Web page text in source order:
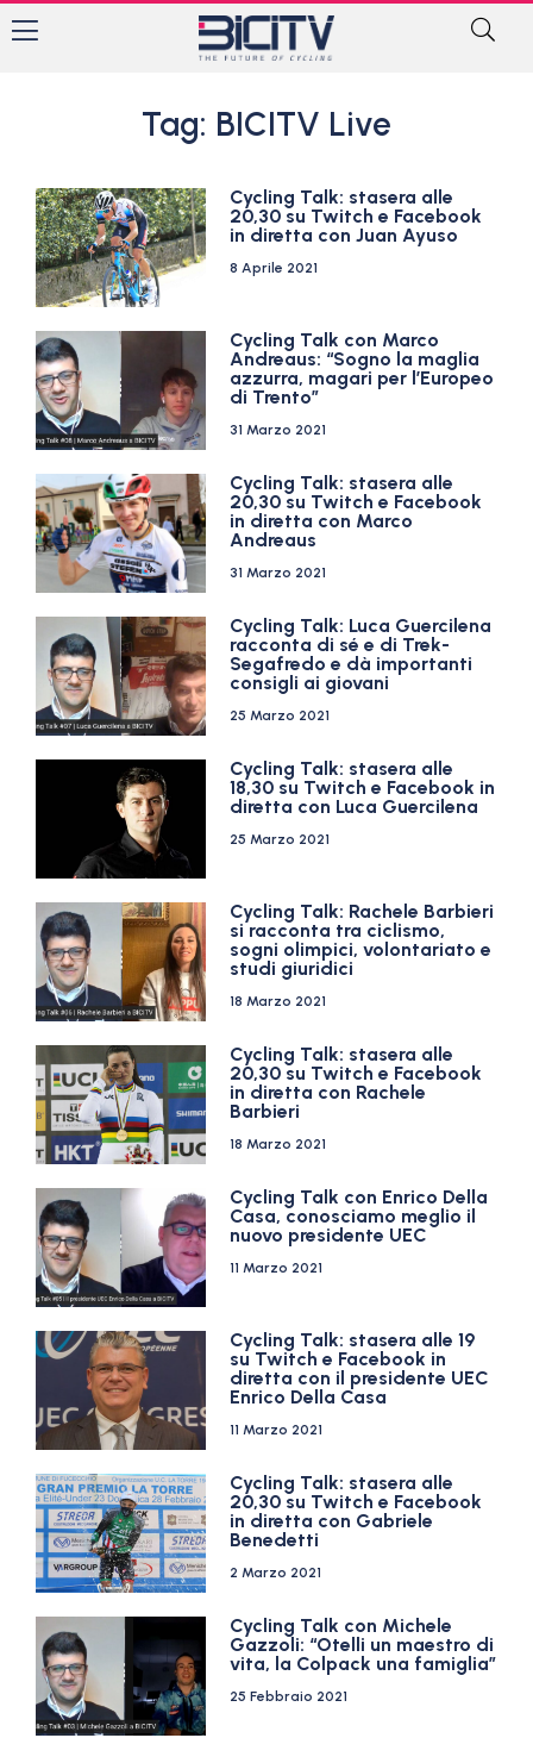
Tag: BICITV Live
Cycling Talk: stasera alle
20,30 su Twitch e Facebook
in diretta con Juan Ayuso
8 Aprile 2021
Cycling Talk con Marco
Andreaus: “Sogno la maglia
azzurra, magari per l’Europeo
di Trento”
31 Marzo 2021
Cycling Talk: stasera alle
20,30 su Twitch e Facebook
in diretta con Marco
Andreaus
31 Marzo 2021
Cycling Talk: Luca Guercilena
racconta di sé e di Trek-
Segafredo e dà importanti
consigli ai giovani
25 Marzo 2021
Cycling Talk: stasera alle
18,30 su Twitch e Facebook in
diretta con Luca Guercilena
25 Marzo 2021
Cycling Talk: Rachele Barbieri
si racconta tra ciclismo,
sogni olimpici, volontariato e
studi giuridici
18 Marzo 2021
Cycling Talk: stasera alle
20,30 su Twitch e Facebook
in diretta con Rachele
Barbieri
18 Marzo 2021
Cycling Talk con Enrico Della
Casa, conosciamo meglio il
nuovo presidente UEC
11 Marzo 2021
Cycling Talk: stasera alle 19
su Twitch e Facebook in
diretta con il presidente UEC
Enrico Della Casa
11 Marzo 2021
Cycling Talk: stasera alle
20,30 su Twitch e Facebook
in diretta con Gabriele
Benedetti
2 Marzo 2021
Cycling Talk con Michele
Gazzoli: “Otelli un maestro di
vita, la Colpack una famiglia”
25 Febbraio 2021